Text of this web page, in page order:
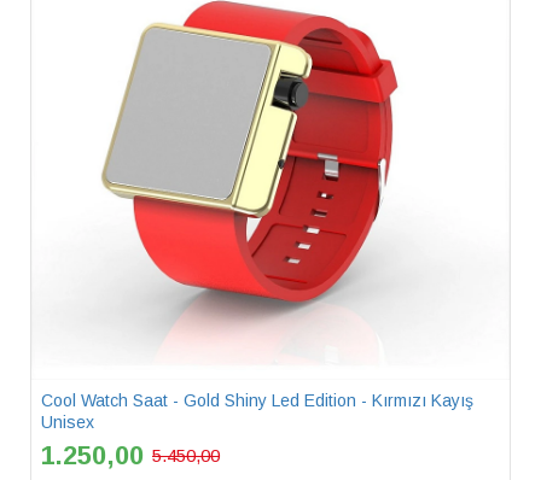
Cool Watch Saat - Gold Shiny Led Edition - Kırmızı Kayış
Unisex
1.250,00 5.450,00